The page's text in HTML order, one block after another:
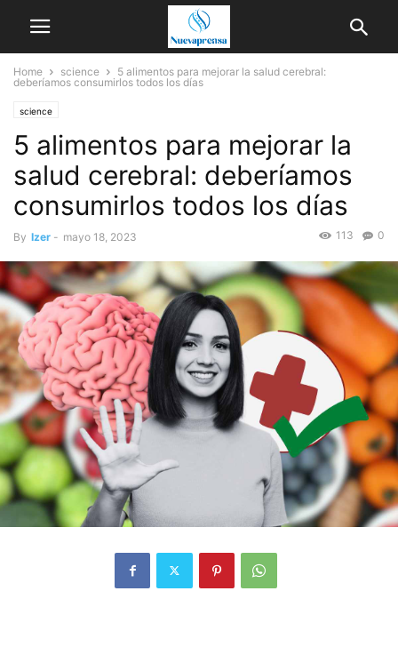
Home science
5 alimentos para mejorar la salud cerebral:
deberíamos consumirlos todos los días
science
5 alimentos para mejorar la
salud cerebral: deberíamos
consumirlos todos los días
By Izer - mayo 18, 2023 0
113